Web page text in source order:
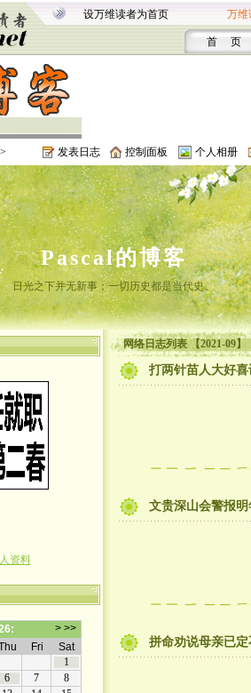
设万维读者为首页 万维
首 页
发表日志 控制面板 个人相册
Pascal的博客
日光之下并无新事；一切历史都是当代史。
资料
网络日志列表 【2021-09】
打两针苗人大好
文贵深山会警报
拼命劝说母亲已